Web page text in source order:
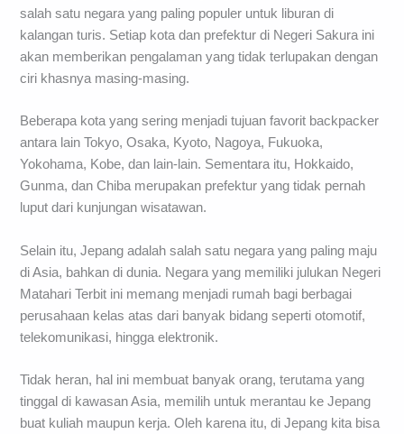
salah satu negara yang paling populer untuk liburan di
kalangan turis. Setiap kota dan prefektur di Negeri Sakura ini
akan memberikan pengalaman yang tidak terlupakan dengan
ciri khasnya masing-masing.
Beberapa kota yang sering menjadi tujuan favorit backpacker
antara lain Tokyo, Osaka, Kyoto, Nagoya, Fukuoka,
Yokohama, Kobe, dan lain-lain. Sementara itu, Hokkaido,
Gunma, dan Chiba merupakan prefektur yang tidak pernah
luput dari kunjungan wisatawan.
Selain itu, Jepang adalah salah satu negara yang paling maju
di Asia, bahkan di dunia. Negara yang memiliki julukan Negeri
Matahari Terbit ini memang menjadi rumah bagi berbagai
perusahaan kelas atas dari banyak bidang seperti otomotif,
telekomunikasi, hingga elektronik.
Tidak heran, hal ini membuat banyak orang, terutama yang
tinggal di kawasan Asia, memilih untuk merantau ke Jepang
buat kuliah maupun kerja. Oleh karena itu, di Jepang kita bisa